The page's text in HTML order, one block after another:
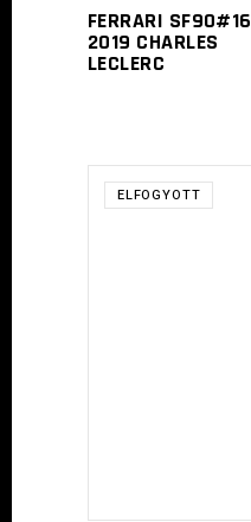
FERRARI SF90#16
2019 CHARLES
LECLERC
ELFOGYOTT